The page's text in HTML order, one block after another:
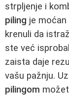
strpljenje i
piling je
krenuli da
ste već
zaista daje
vašu pažnju.
pilingom